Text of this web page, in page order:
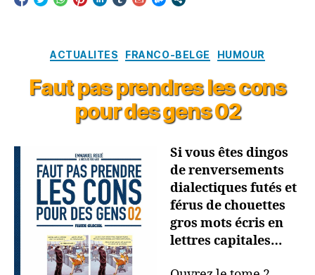
Catégories
ACTUALITES FRANCO-BELGE HUMOUR
Faut pas prendres les cons
pour des gens 02
Si vous êtes dingos
de renversements
dialectiques futés et
férus de chouettes
gros mots écris en
lettres capitales…